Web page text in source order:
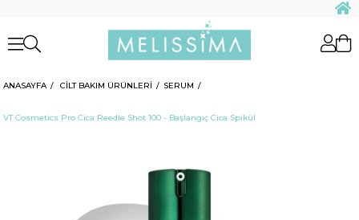
ANASAYFA CİLT BAKIM ÜRÜNLERİ SERUM
VT Cosmetics Pro Cica Reedle Shot 100 - Başlangıç Cica Spikül